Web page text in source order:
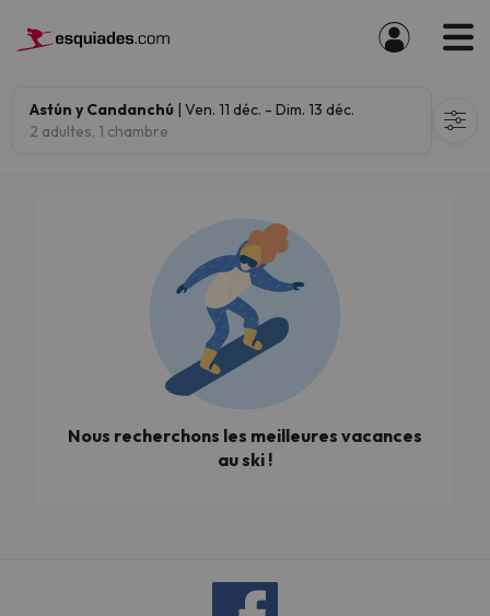
Astún y Candanchú | Ven. 11 déc. - Dim. 13 déc.
2 adultes, 1 chambre
Nous recherchons les meilleures vacances
au ski !